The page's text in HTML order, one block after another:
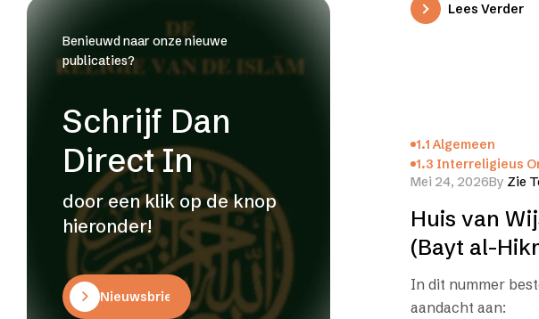
Lees Verder
1.1 Algemeen
1.3 Interreligieus
Mei 24, 2026By Zie
Huis van
(Bayt al-
editie 04
In dit nummer
aandacht aan:
Benieuwd naar onze nieuwe
publicaties?
Schrijf Dan
Direct In
door een klik op de knop
hieronder!
Nieuwsbrief